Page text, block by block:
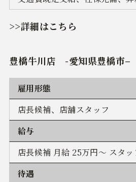
>>詳細はこちら
豊橋牛川店 -愛知県豊橋市–
雇用形態
店長候補、店舗スタッフ
給与
店長候補 月給 25万円～ スタ
待遇